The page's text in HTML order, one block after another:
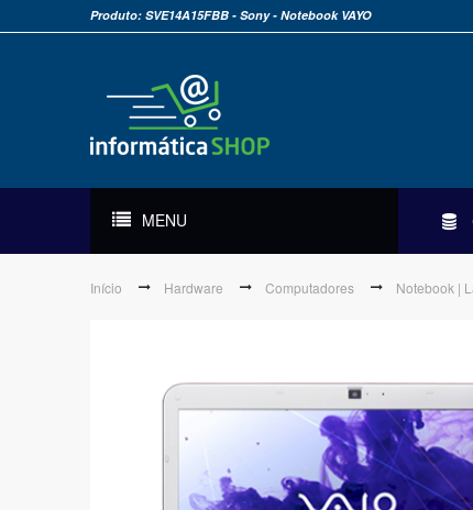
Produto: SVE14A15FBB - Sony - Notebook VAYO
MENU
Início Hardware Computadores Notebook |